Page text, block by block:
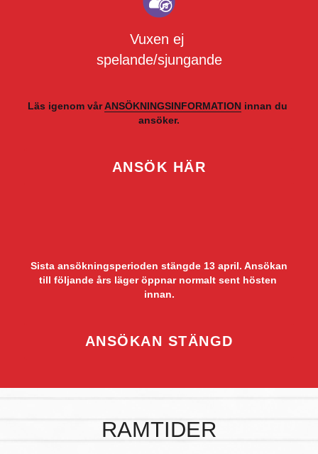
Vuxen ej
spelande/sjungande
Läs igenom vår ANSÖKNINGSINFORMATION innan du
ansöker.
ANSÖK HÄR
till följande års läger öppnar normalt sent hösten
innan.
ANSÖKAN STÄNGD
RAMTIDER